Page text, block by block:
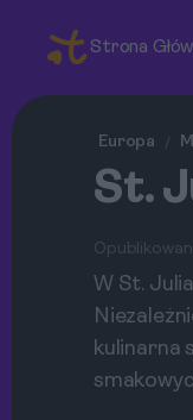
Strona
Europa /
St.
W St.
kulinarna